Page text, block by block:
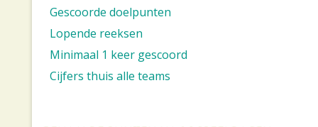
Gescoorde doelpunten
Lopende reeksen
Minimaal 1 keer gescoord
Cijfers thuis alle teams